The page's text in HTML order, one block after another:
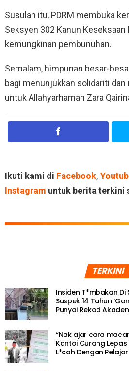
Susulan itu, PDRM membuka
Seksyen 302 Kanun
kemungkinan pembunuhan.
Semalam, himpunan besar-
bagi menunjukkan solidariti
untuk Allahyarhamah Zara
Ikuti kami di Facebook,
Instagram untuk berita terkini
TERKINI
Insiden T*mbakan Di
Suspek 14 Tahun
Punyai Rekod
“Nak ajar cara
Kantoi Curang
L*cah Dengan